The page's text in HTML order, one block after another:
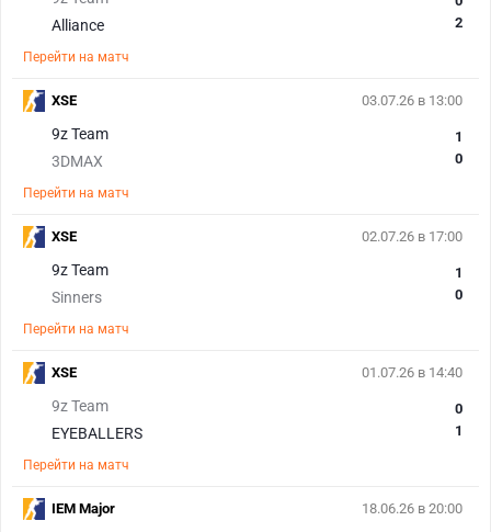
Alliance
2
Перейти на матч
03.07.26 в 13:00
9z Team
3DMAX
1
0
Перейти на матч
XSE
02.07.26 в 17:00
9z Team
Sinners
1
0
Перейти на матч
XSE
01.07.26 в 14:40
9z Team
EYEBALLERS
0
1
Перейти на матч
XSE
18.06.26 в 20:00
IEM Major